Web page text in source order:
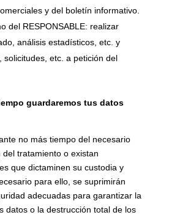
y del boletín informativo.
del RESPONSABLE: realizar
análisis estadísticos, etc. y
solicitudes, etc. a petición del
guardaremos tus datos
no más tiempo del necesario
tratamiento o existan
que dictaminen su custodia y
para ello, se suprimirán
adecuadas para garantizar la
datos o la destrucción total de los